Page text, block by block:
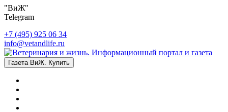
"ВиЖ"
Telegram
+7 (495) 925 06 34
info@vetandlife.ru
Газета ВиЖ. Купить